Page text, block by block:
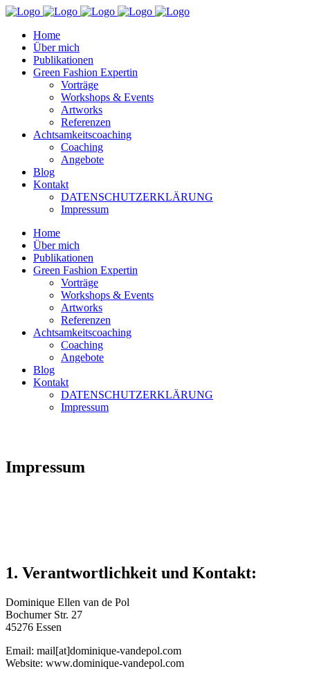
Home
Über mich
Publikationen
Green Fashion Expertin
Vorträge
Workshops & Events
Artworks
Referenzen
Achtsamkeitscoaching
Coaching
Angebote
Blog
Kontakt
DATENSCHUTZERKLÄRUNG
Impressum
Home
Über mich
Publikationen
Green Fashion Expertin
Vorträge
Workshops & Events
Artworks
Referenzen
Achtsamkeitscoaching
Coaching
Angebote
Blog
Kontakt
DATENSCHUTZERKLÄRUNG
Impressum
Impressum
1. Verantwortlichkeit und Kontakt:
Dominique Ellen van de Pol
Bochumer Str. 27
45276 Essen
Email: mail[at]dominique-vandepol.com
Website: www.dominique-vandepol.com